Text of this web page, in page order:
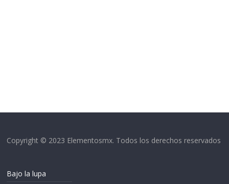
Copyright © 2023 Elementosmx. Todos los derechos reservados
Bajo la lupa